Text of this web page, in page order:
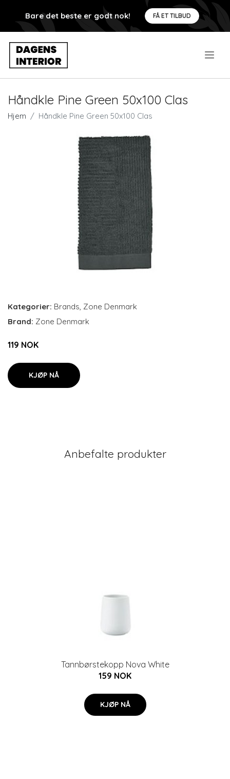
Bare det beste er godt nok! FÅ ET TILBUD
Håndkle Pine Green 50x100 Clas
Hjem Håndkle Pine Green 50x100 Clas
Kategorier: Brands, Zone Denmark
Brand: Zone Denmark
119 NOK
KJØP NÅ
Anbefalte produkter
Tannbørstekopp Nova White
159 NOK
KJØP NÅ